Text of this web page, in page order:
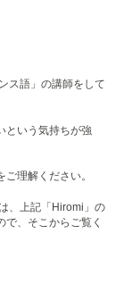
ス語」の講師をして
という気持ちが強
理解ください。
、上記「Hiromi」の
、そこからご覧く